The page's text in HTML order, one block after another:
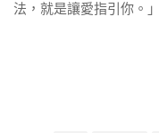
法，就是讓愛指引你。